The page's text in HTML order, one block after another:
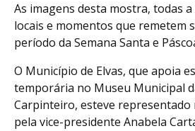
As imagens desta mostra, todas
locais e momentos que remetem
período da Semana Santa e
O Município de Elvas, que apoia
temporária no Museu Municipal
Carpinteiro, esteve
pela vice-presidente Anabela